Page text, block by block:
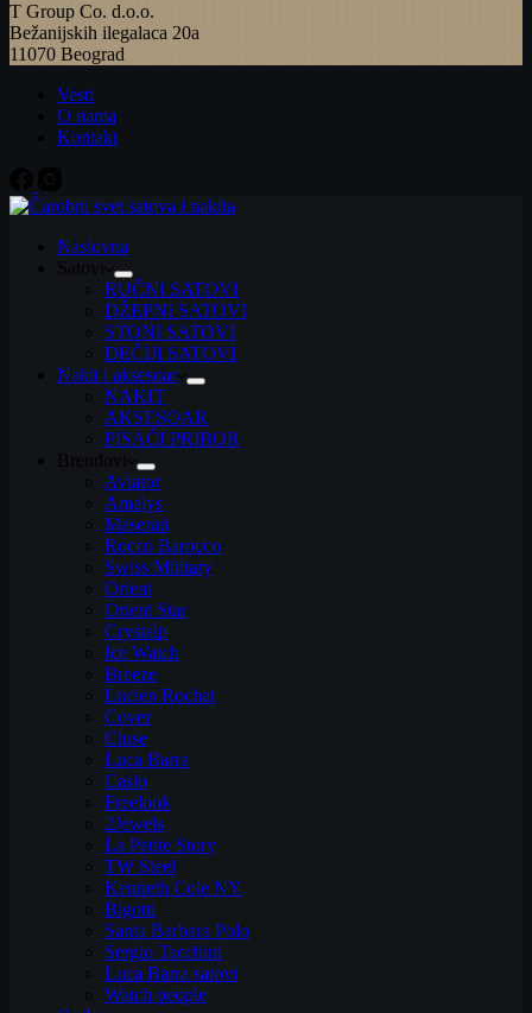
T Group Co. d.o.o.
Bežanijskih ilegalaca 20a
11070 Beograd
Vesti
O nama
Kontakt
Naslovna
Satovi
RUČNI SATOVI
DŽEPNI SATOVI
STONI SATOVI
DEČIJI SATOVI
Nakit i aksesoar
NAKIT
AKSESOAR
PISAĆI PRIBOR
Brendovi
Aviator
Amalys
Maserati
Rocco Barocco
Swiss Military
Orient
Orient Star
Crystalp
Ice Watch
Breeze
Lucien Rochat
Cover
Cluse
Luca Barra
Casio
Freelook
2Jewels
La Petite Story
TW Steel
Kenneth Cole NY
Bigotti
Santa Barbara Polo
Sergio Tacchini
Luca Barra satovi
Watch people